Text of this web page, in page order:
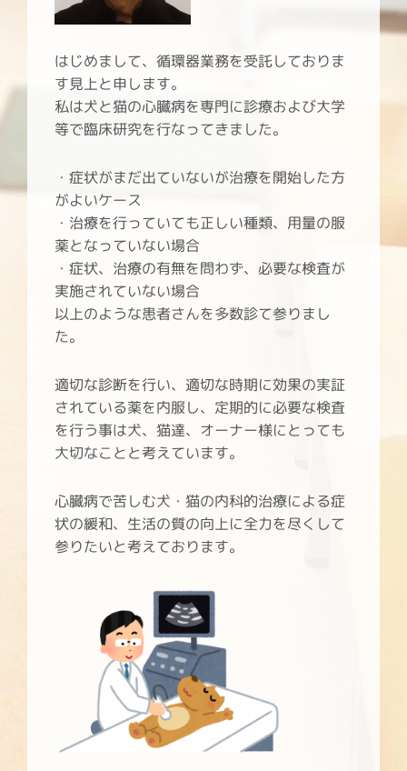
はじめまして、循環器業務を受託しておりま
す見上と申します。
私は犬と猫の心臓病を専門に診療および大学
等で臨床研究を行なってきました。
・症状がまだ出ていないが治療を開始した方
がよいケース
・治療を行っていても正しい種類、用量の服
薬となっていない場合
・症状、治療の有無を問わず、必要な検査が
実施されていない場合
以上のような患者さんを多数診て参りまし
た。
適切な診断を行い、適切な時期に効果の実証
されている薬を内服し、定期的に必要な検査
を行う事は犬、猫達、オーナー様にとっても
大切なことと考えています。
心臓病で苦しむ犬・猫の内科的治療による症
状の緩和、生活の質の向上に全力を尽くして
参りたいと考えております。